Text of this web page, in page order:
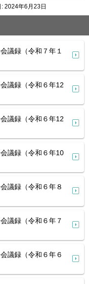
: 2024年6月23日
議録（令和７年１
議録（令和６年12
議録（令和６年12
議録（令和６年10
議録（令和６年８
議録（令和６年７
議録（令和６年６